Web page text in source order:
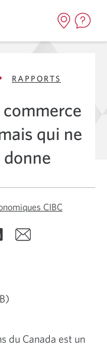
RAPPORTS
qui ne
donne
CIBC
)
du Canada est un